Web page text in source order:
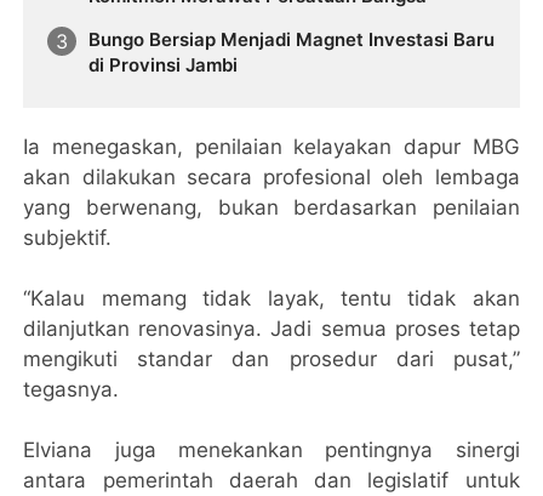
Bungo Bersiap Menjadi Magnet Investasi Baru
di Provinsi Jambi
Ia menegaskan, penilaian kelayakan dapur MBG
akan dilakukan secara profesional oleh lembaga
yang berwenang, bukan berdasarkan penilaian
subjektif.
“Kalau memang tidak layak, tentu tidak akan
dilanjutkan renovasinya. Jadi semua proses tetap
mengikuti standar dan prosedur dari pusat,”
tegasnya.
Elviana juga menekankan pentingnya sinergi
antara pemerintah daerah dan legislatif untuk